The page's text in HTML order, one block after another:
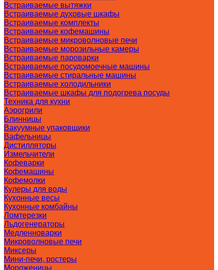
Встраиваемые вытяжки
Встраиваемые духовые шкафы
Встраиваемые комплекты
Встраиваемые кофемашины
Встраиваемые микроволновые печи
Встраиваемые морозильные камеры
Встраиваемые пароварки
Встраиваемые посудомоечные машины
Встраиваемые стиральные машины
Встраиваемые холодильники
Встраиваемые шкафы для подогрева посуды
Техника для кухни
Аэрогрили
Блинницы
Вакуумные упаковщики
Вафельницы
Дистилляторы
Измельчители
Кофеварки
Кофемашины
Кофемолки
Кулеры для воды
Кухонные весы
Кухонные комбайны
Ломтерезки
Льдогенераторы
Медленноварки
Микроволновые печи
Миксеры
Мини-печи, ростеры
Мороженицы